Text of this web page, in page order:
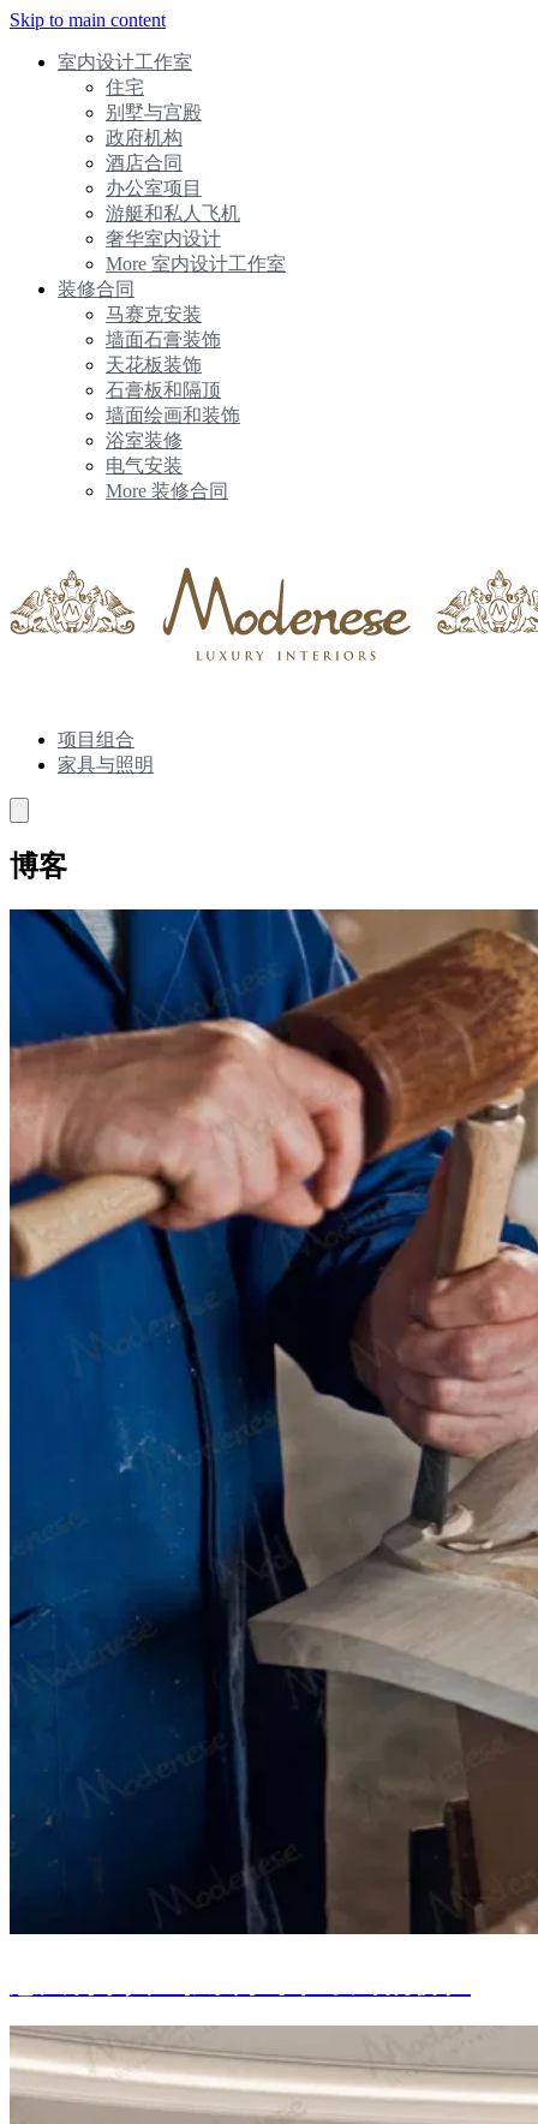
Skip to main content
室内设计工作室
住宅
别墅与宫殿
政府机构
酒店合同
办公室项目
游艇和私人飞机
奢华室内设计
More 室内设计工作室
装修合同
马赛克安装
墙面石膏装饰
天花板装饰
石膏板和隔顶
墙面绘画和装饰
浴室装修
电气安装
More 装修合同
项目组合
家具与照明
博客